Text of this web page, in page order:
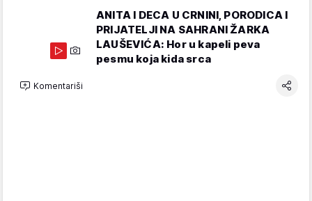
ANITA I DECA U CRNINI, PORODICA I
PRIJATELJI NA SAHRANI ŽARKA
LAUŠEVIĆA: Hor u kapeli peva
pesmu koja kida srca
Komentariši